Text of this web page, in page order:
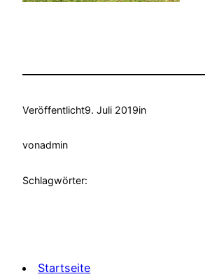
Veröffentlicht9. Juli 2019in
vonadmin
Schlagwörter:
Startseite